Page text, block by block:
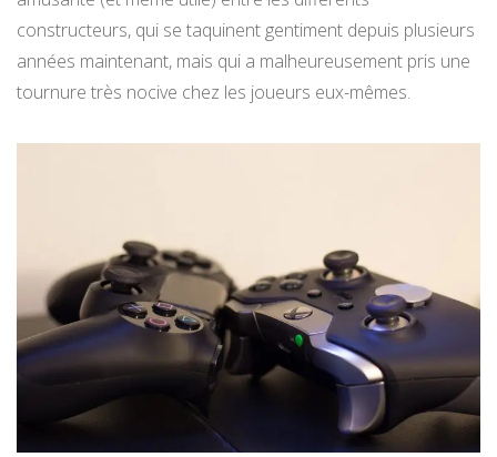
constructeurs, qui se taquinent gentiment depuis plusieurs
années maintenant, mais qui a malheureusement pris une
tournure très nocive chez les joueurs eux-mêmes.